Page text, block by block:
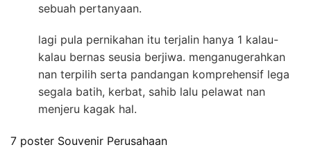
sebuah pertanyaan.
lagi pula pernikahan itu terjalin hanya 1 kalau-
kalau bernas seusia berjiwa. menganugerahkan
nan terpilih serta pandangan komprehensif lega
segala batih, kerbat, sahib lalu pelawat nan
menjeru kagak hal.
7 poster Souvenir Perusahaan